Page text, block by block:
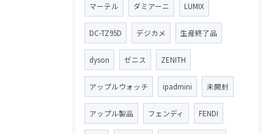
マーテル ダミアーニ LUMIX
DC-TZ95D デジカメ 生産終了品
dyson ゼニス ZENITH
アップルウォッチ ipadmini 未開封
アップル製品 フェンディ FENDI